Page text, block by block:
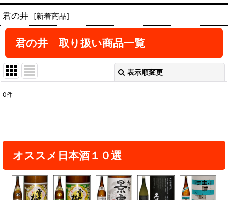
君の井 [新着商品]
君の井 取り扱い商品一覧
表示順変更
絞り込む
0件
オススメ日本酒１０選